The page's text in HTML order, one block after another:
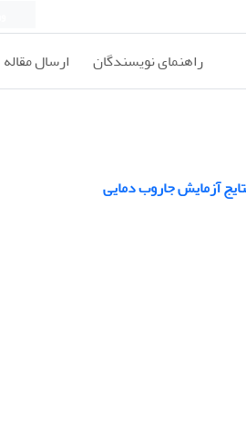
راهنمای نویسندگان ارسال مقاله
آزمایش جاروب دمایی